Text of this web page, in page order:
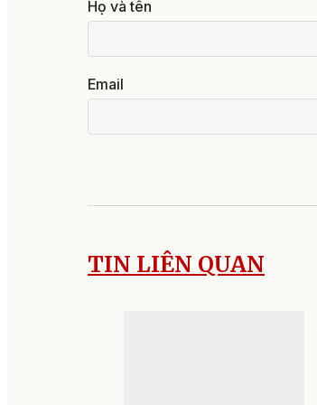
Họ và tên
Email
TIN LIÊN QUAN